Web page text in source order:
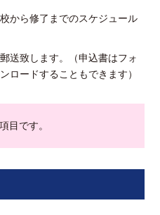
から修了までのスケジュール
送致します。（申込書はフォ
ロードすることもできます）
目です。